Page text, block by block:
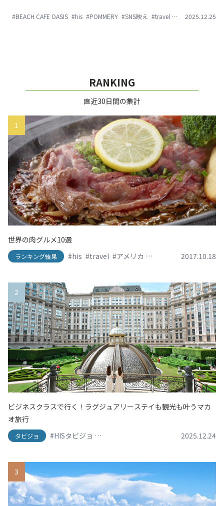
沖縄本島北部(2018/2/26～28)をお届けします。 今回、レポー
#BEACH CAFE OASIS #his #POMMERY #SNS映え #travel #やんばるの森
2025.12.25
RANKING
直近30日間の集計
1
世界の肉グルメ10選
ランキング結果 #his #travel #アメリカ #イタリア #エイチアイ
2017.10.18
2
ビジネスクラスで行く！ラグジュアリーステイも観光も叶うマカ
オ旅行
タビジョ #HISタビジョ #HISタビジョレポーター #グランドリ
2025.12.24
3